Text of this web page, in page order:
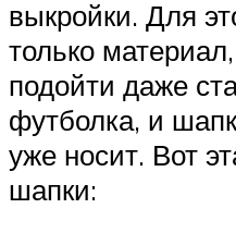
выкройки. Для
только
подойти даже
футболка, и
уже носит. Вот
шапки: